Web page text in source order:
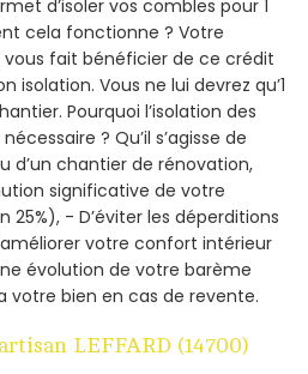
d’isoler vos combles pour 1
cela fonctionne ? Votre
vous fait bénéficier de ce crédit
isolation. Vous ne lui devrez qu’1
Pourquoi l’isolation des
? Qu’il s’agisse de
d’un chantier de rénovation,
significative de votre
25%), - D’éviter les déperditions
votre confort intérieur
évolution de votre barème
votre bien en cas de revente.
LEFFARD (14700)